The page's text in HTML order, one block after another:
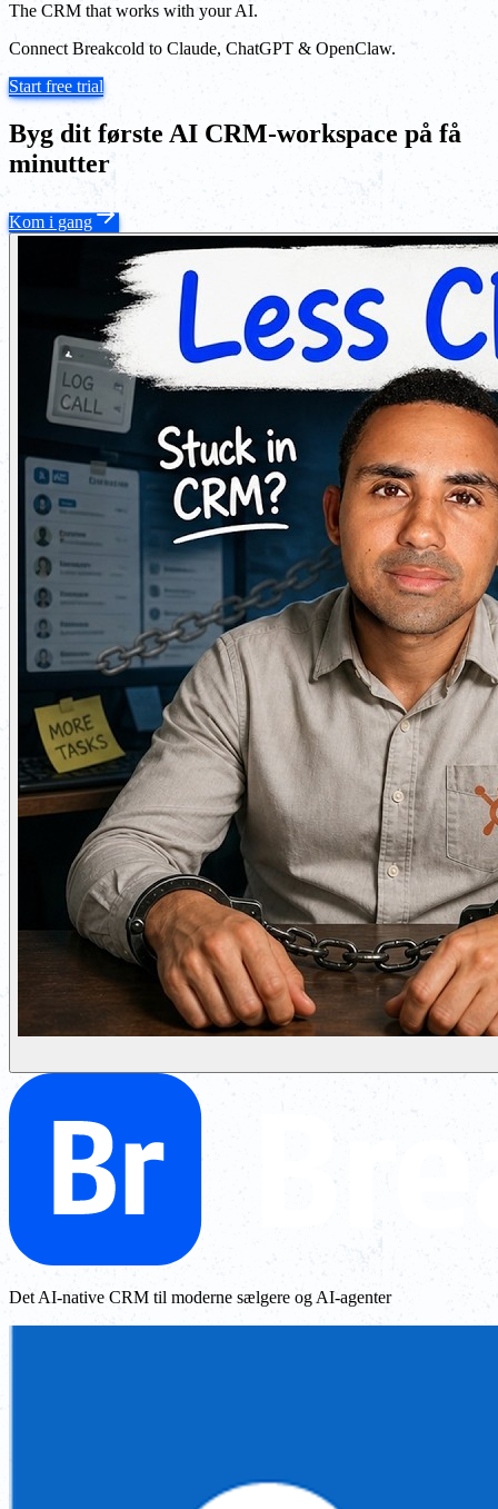
The CRM that works with your AI.
Connect Breakcold to Claude, ChatGPT & OpenClaw.
Start free trial
Byg dit første AI CRM-workspace på få
minutter
Kom i gang
Det AI-native CRM til moderne sælgere og AI-agenter